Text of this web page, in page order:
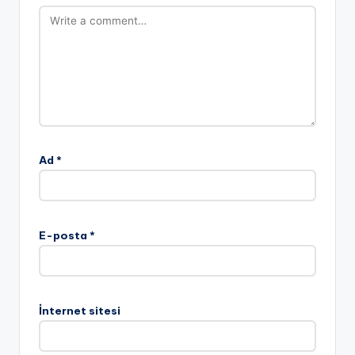
Ad *
E-posta *
İnternet sitesi